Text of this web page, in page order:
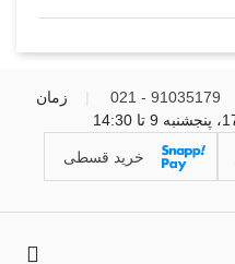
91035179 - 021
زمان
خرید قسطی